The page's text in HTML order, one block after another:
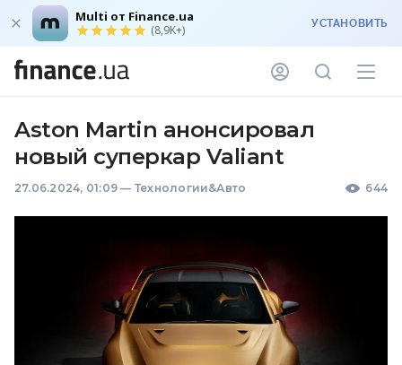
Multi от Finance.ua
(8,9K+) УСТАНОВИТЬ
Aston Martin анонсировал
новый суперкар Valiant
27.06.2024, 01:09 — Технологии&Авто 644